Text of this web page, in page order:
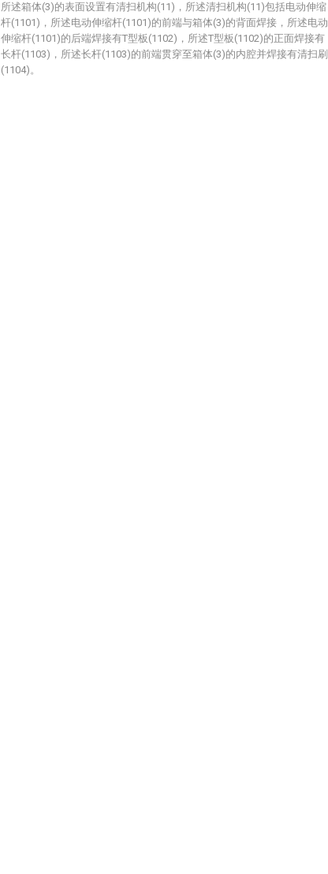
所述箱体(3)的表面设置有清扫机构(11)，所述清扫机构(11)包括电动伸缩
杆(1101)，所述电动伸缩杆(1101)的前端与箱体(3)的背面焊接，所述电动
伸缩杆(1101)的后端焊接有T型板(1102)，所述T型板(1102)的正面焊接有
长杆(1103)，所述长杆(1103)的前端贯穿至箱体(3)的内腔并焊接有清扫刷
(1104)。